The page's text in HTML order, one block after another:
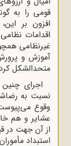
قومی را به
افزون بر
اقدامات
غیرنظامی
آموزش و
متحدالشکل
اجرای
نسبت به
وقوع
عشایر و هم‌
از آن جهت در
استبداد